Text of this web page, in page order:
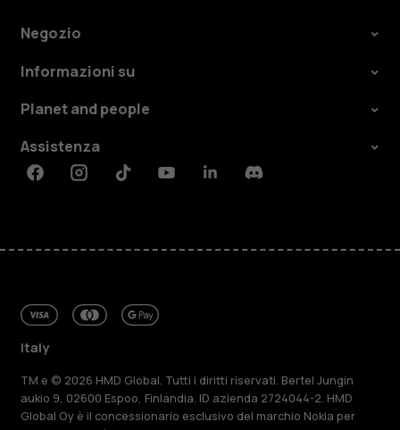
Negozio
Informazioni su
Planet and people
Assistenza
FacebookInstagramTiktokYoutubeLinkedinDiscord
Italy
TM e © 2026 HMD Global. Tutti i diritti riservati. Bertel Jungin
aukio 9, 02600 Espoo, Finlandia. ID azienda 2724044-2. HMD
Global Oy è il concessionario esclusivo del marchio Nokia per